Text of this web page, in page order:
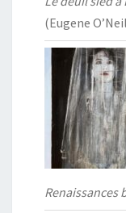
(Eugene
Renaissances